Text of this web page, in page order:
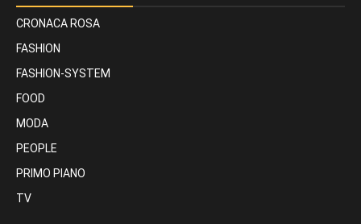
CRONACA ROSA
FASHION
FASHION-SYSTEM
FOOD
MODA
PEOPLE
PRIMO PIANO
TV